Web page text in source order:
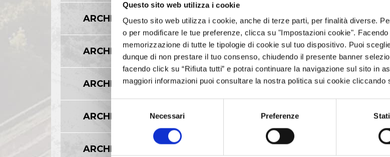
Questo sito web utilizza i cookie
Questo sito web utilizza i cookie, anche di terze parti, per finalità diverse.
o per modificare le tue preferenze, clicca su "Impostazioni cookie".
memorizzazione di tutte le tipologie di cookie sul tuo dispositivo. Puoi
dunque di non prestare il tuo consenso, chiudendo il presente banner
facendo click su “Rifiuta tutti” e potrai continuare la navigazione sul sito in
maggiori informazioni puoi consultare la nostra politica sui cookie cliccando
Necessari Preferenze
ARCHIVIO 2014
ARCHIVIO 2013
ARCHIVIO 2012
ARCHIVIO 2011
ARCHIVIO 2010